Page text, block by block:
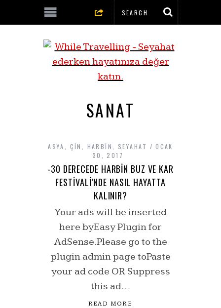
SANAT
ASYA ÇIN HARBIN SEYAHAT
OCAK
30, 2017
-30 DERECEDE HARBIN BUZ VE KAR
FESTIVALI’NDE NASIL HAYATTA
KALINIR?
Your ads will be inserted
here byEasy Plugin for
AdSense.Please go to the
plugin admin page toPaste
your ad code OR Suppress
this ad…
READ MORE